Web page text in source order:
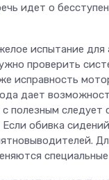
идет о
испытание
проверить
исправность
дает
полезным
обивка